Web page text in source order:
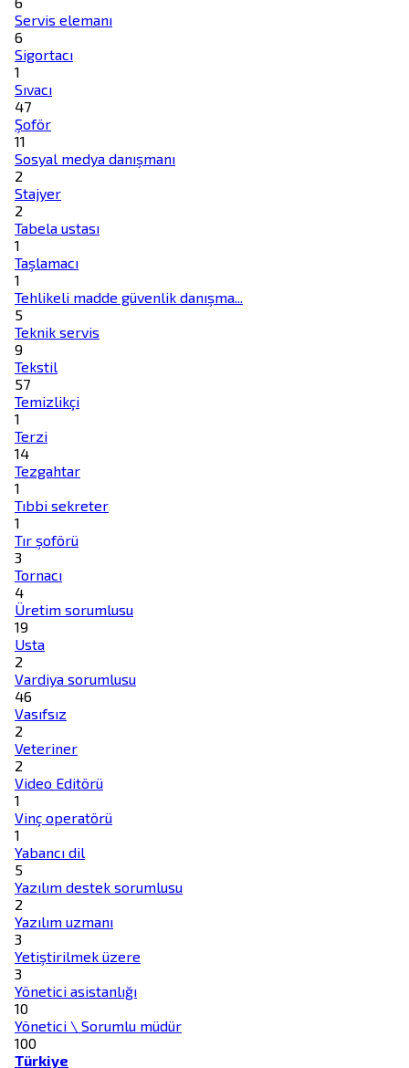
Servis elemanı
6
Sigortacı
1
Sıvacı
47
Şoför
11
Sosyal medya danışmanı
2
Stajyer
2
Tabela ustası
1
Taşlamacı
1
Tehlikeli madde güvenlik danışma...
5
Teknik servis
9
Tekstil
57
Temizlikçi
1
Terzi
14
Tezgahtar
1
Tıbbi sekreter
1
Tır şoförü
3
Tornacı
4
Üretim sorumlusu
19
Usta
2
Vardiya sorumlusu
46
Vasıfsız
2
Veteriner
2
Video Editörü
1
Vinç operatörü
1
Yabancı dil
5
Yazılım destek sorumlusu
2
Yazılım uzmanı
3
Yetiştirilmek üzere
3
Yönetici asistanlığı
10
Yönetici \ Sorumlu müdür
100
Türkiye